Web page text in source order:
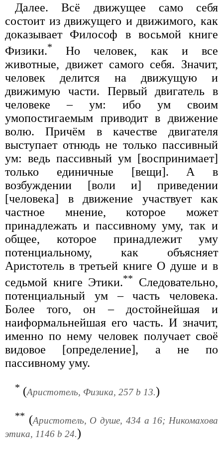
Далее. Всё движущее само себя
состоит из движущего и движимого, как
доказывает Философ в восьмой книге
Физики.*
Но человек, как и все
животные, движет самого себя. Значит,
человек делится на движущую и
движимую части. Первый двигатель в
человеке – ум: ибо ум своим
умопостигаемым приводит в движение
волю. Причём в качестве двигателя
выступает отнюдь не только пассивный
ум: ведь пассивный ум [воспринимает]
только единичные [вещи]. А в
возбуждении [воли и] приведении
[человека] в движение участвует как
частное мнение, которое может
принадлежать и пассивному уму, так и
общее, которое принадлежит уму
потенциальному, как объясняет
Аристотель в третьей книге О душе и в
седьмой книге Этики.**
Следовательно,
потенциальный ум – часть человека.
Более того, он – достойнейшая и
наиформальнейшая его часть. И значит,
именно по нему человек получает своё
видовое [определение], а не по
пассивному уму.
* (Аристотель, Физика, 257 b 13.)
** (Аристотель, О душе, 434 а 16; Никомахова
этика, 1146 b 24.)